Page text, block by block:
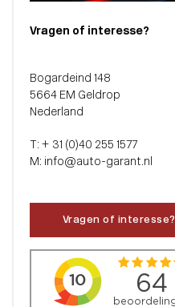
Vragen of interesse?
Bogardeind 148
5664 EM Geldrop
Nederland
T: + 31 (0)40 255 1577
M: info@auto-garant.nl
Vragen of interesse?